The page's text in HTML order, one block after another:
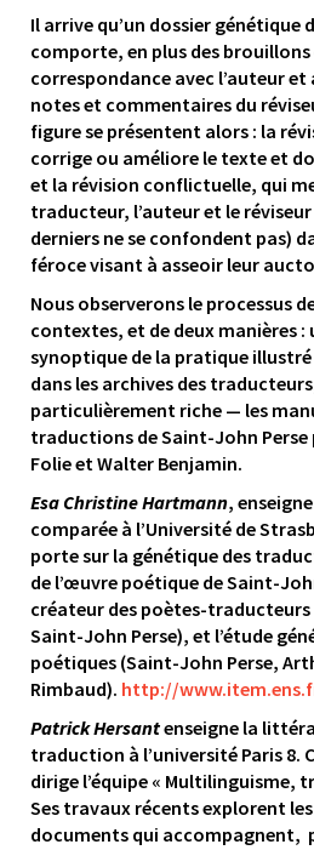
Il arrive qu’un dossier génétique
comporte, en plus des brouillons
correspondance avec l’auteur et
notes et commentaires du
figure se présentent alors : la
corrige ou améliore le texte et
et la révision conflictuelle, qui
traducteur, l’auteur et le
derniers ne se confondent pas)
féroce visant à asseoir leur
Nous observerons le processus
contextes, et de deux manières :
synoptique de la pratique illustré
dans les archives des
particulièrement riche — les
traductions de Saint-John Perse
Folie et Walter Benjamin.
Esa Christine Hartmann,
comparée à l’Université de
porte sur la génétique des
de l’œuvre poétique de Saint-
créateur des poètes-traducteurs
Saint-John Perse), et l’étude
poétiques (Saint-John Perse,
Rimbaud). http://
Patrick Hersantenseigne la
traduction à l’université Paris 8.
dirige l’équipe « Multilinguisme,
Ses travaux récents explorent
documents qui accompagnent,